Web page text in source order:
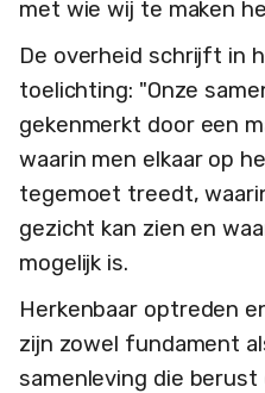
met wie wij te maken
De overheid schrijft in
toelichting: "Onze
gekenmerkt door een
waarin men elkaar op
tegemoet treedt,
gezicht kan zien en
mogelijk is.
Herkenbaar optreden
zijn zowel fundament
samenleving die berust